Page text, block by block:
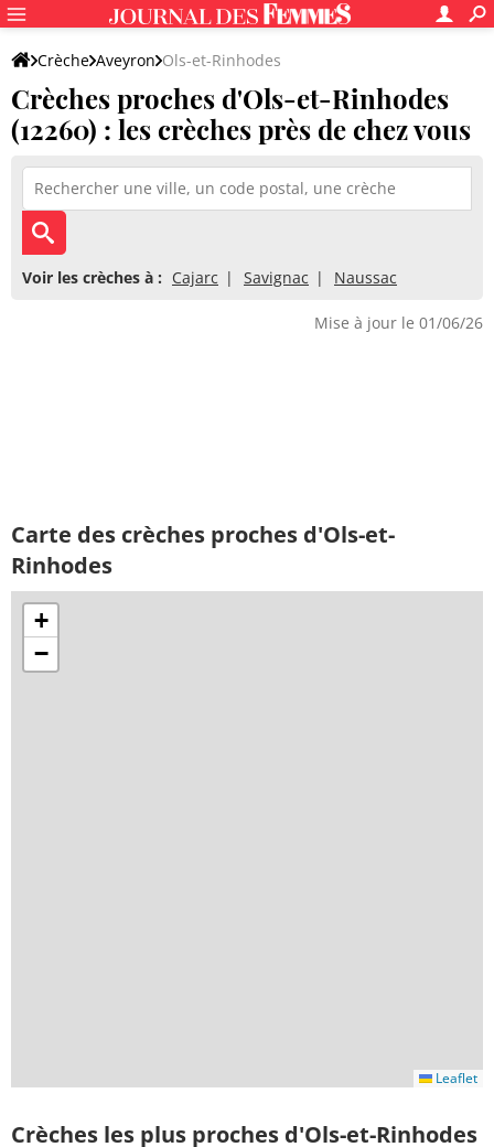
Crèche Aveyron Ols-et-Rinhodes
Crèches proches d'Ols-et-Rinhodes
(12260) : les crèches près de chez vous
Voir les crèches à : Cajarc Savignac Naussac
Mise à jour le 01/06/26
Carte des crèches proches d'Ols-et-
Rinhodes
+
−
Leaflet
Crèches les plus proches d'Ols-et-Rinhodes